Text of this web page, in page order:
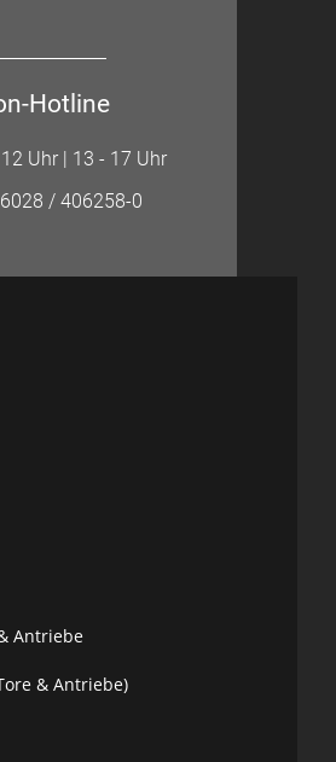
Hotline
Uhr | 13 - 17 Uhr
/ 406258-0
Antriebe
& Antriebe)